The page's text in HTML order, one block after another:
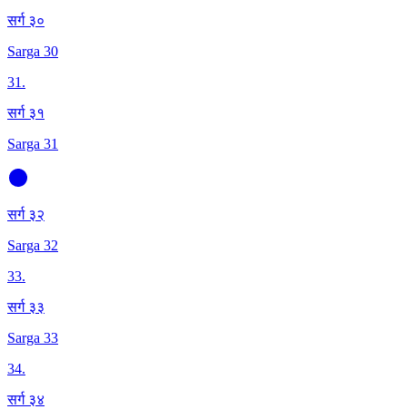
सर्ग ३०
Sarga 30
31.
सर्ग ३१
Sarga 31
सर्ग ३२
Sarga 32
33.
सर्ग ३३
Sarga 33
34.
सर्ग ३४